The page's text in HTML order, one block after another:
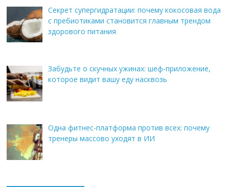
Секрет супергидратации: почему кокосовая вода
с пребиотиками становится главным трендом
здорового питания
Забудьте о скучных ужинах: шеф-приложение,
которое видит вашу еду насквозь
Одна фитнес-платформа против всех: почему
тренеры массово уходят в ИИ